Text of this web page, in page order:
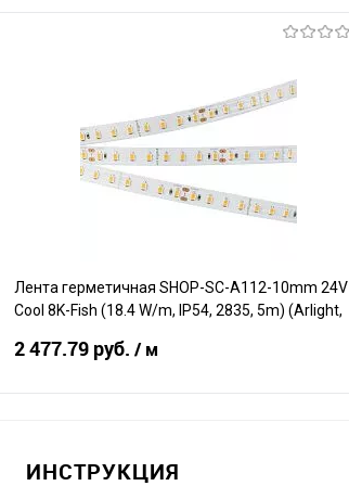
В избранное
В наличии
Лента герметичная SHOP-SC-A112-10mm 24V
Cool 8K-Fish (18.4 W/m, IP54, 2835, 5m) (Arlight,
2 477.79 руб. / м
ИНСТРУКЦИЯ